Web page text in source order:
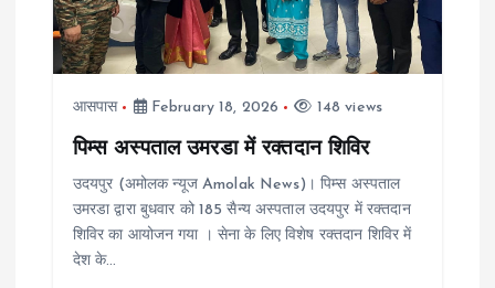
आसपास February 18, 2026 148 views
पिम्स अस्पताल उमरडा में रक्तदान शिविर
उदयपुर (अमोलक न्यूज Amolak News)। पिम्स अस्पताल
उमरडा द्वारा बुधवार को 185 सैन्य अस्पताल उदयपुर में रक्तदान
शिविर का आयोजन गया । सेना के लिए विशेष रक्तदान शिविर में
देश के…